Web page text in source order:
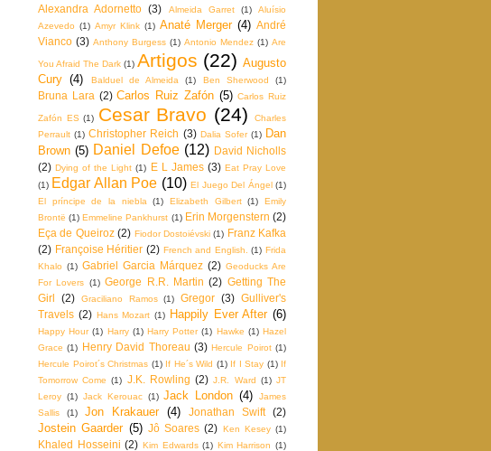
Alexandra Adornetto (3) Almeida Garret (1)
Aluísio
Azevedo (1) Amyr Klink (1) Anaté Merger (4) André
Vianco (3) Anthony Burgess (1) Antonio Mendez (1) Are
You Afraid The Dark (1) Artigos (22) Augusto
Cury (4) Balduel de Almeida (1) Ben Sherwood (1)
Bruna Lara (2) Carlos Ruiz Zafón (5) Carlos Ruiz
Zafón ES (1) Cesar Bravo (24)
Charles
Perrault (1) Christopher Reich (3) Dalia Sofer (1) Dan
Brown (5) Daniel Defoe (12) David Nicholls
(2) Dying of the Light (1) E L James (3) Eat Pray Love
(1) Edgar Allan Poe (10) El Juego Del Ángel (1)
El príncipe de la niebla
(1) Elizabeth Gilbert (1)
Emily
Brontë (1) Emmeline Pankhurst (1) Erin Morgenstern (2)
Eça de Queiroz (2) Fiodor Dostoiévski (1) Franz Kafka
(2) Françoise Héritier (2) French and English. (1) Frida
Khalo (1) Gabriel Garcia Márquez (2) Geoducks Are
For Lovers (1) George R.R. Martin (2) Getting The
Girl
(2) Graciliano Ramos (1) Gregor (3) Gulliver's
Travels (2) Hans Mozart (1) Happily Ever After (6)
Happy Hour (1) Harry (1) Harry Potter (1) Hawke (1) Hazel
Grace (1) Henry David Thoreau (3) Hercule Poirot (1)
Hercule Poirot´s Christmas (1) If He´s Wild (1) If I Stay (1) If
Tomorrow Come (1) J.K. Rowling (2) J.R. Ward (1) JT
Leroy (1) Jack Kerouac (1) Jack London (4)
James
Sallis
(1) Jon Krakauer (4) Jonathan Swift (2)
Jostein Gaarder (5) Jô Soares (2) Ken Kesey (1)
Khaled Hosseini (2) Kim Edwards (1) Kim Harrison (1)